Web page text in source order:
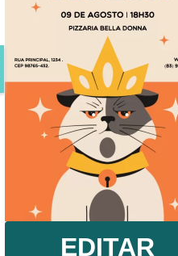
EDITAR